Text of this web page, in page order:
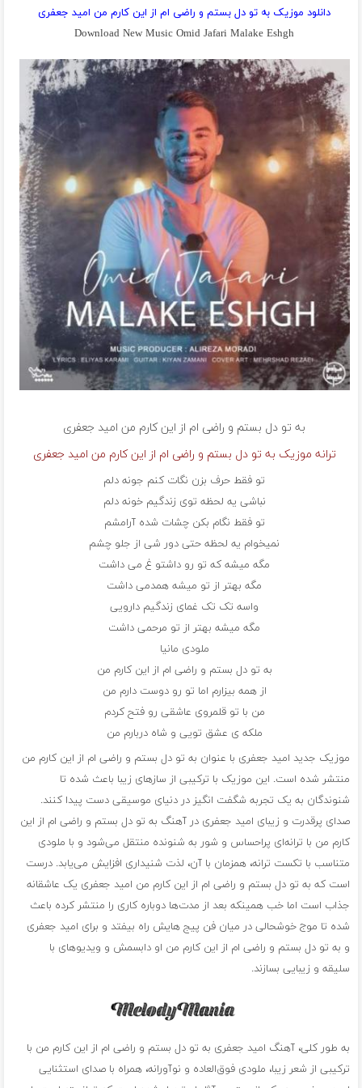
دانلود موزیک به تو دل بستم و راضی ام از این کارم من امید جعفری
Download New Music Omid Jafari Malake Eshgh
به تو دل بستم و راضی ام از این کارم من امید جعفری
ترانه موزیک به تو دل بستم و راضی ام از این کارم من امید جعفری
تو فقط حرف بزن نگات کنم جونه دلم
نباشی یه لحظه توی زندگیم خونه دلم
تو فقط نگام بکن چشات شده آرامشم
نمیخوام یه لحظه حتی دور شی از جلو چشم
مگه میشه که تو رو داشتو غ می داشت
مگه بهتر از تو میشه همدمی داشت
واسه تک تک غمای زندگیم دارویی
مگه میشه بهتر از تو‌ مرحمی داشت
ملودی مانیا
به تو دل بستم و راضی ام از این کارم من
از همه بیزارم اما تو رو دوست دارم من
من با تو قلمروی عاشقی رو فتح کردم
ملکه ی عشق تویی و شاه دربارم من
موزیک جدید امید جعفری با عنوان به تو دل بستم و راضی ام از این کارم من
منتشر شده است. این موزیک با ترکیبی از سازهای زیبا باعث شده تا
شنوندگان به یک تجربه شگفت انگیز در دنیای موسیقی دست پیدا کنند.
صدای پرقدرت و زیبای امید جعفری در آهنگ به تو دل بستم و راضی ام از این
کارم من با ترانه‌ای پراحساس و شور به شنونده منتقل می‌شود و با ملودی
متناسب با تکست ترانه، همزمان با آن، لذت شنیداری افزایش می‌یابد. درست
است که به تو دل بستم و راضی ام از این کارم من امید جعفری یک عاشقانه
جذاب است اما خب همینکه بعد از مدت‌ها دوباره کاری را منتشر کرده باعث
شده تا موج خوشحالی در میان فن پیج هایش راه بیفتد و برای امید جعفری
و به تو دل بستم و راضی ام از این کارم من او دابسمش و ویدیوهای با
سلیقه و زیبایی بسازند.
به طور کلی، آهنگ امید جعفری به تو دل بستم و راضی ام از این کارم من با
ترکیبی از شعر زیبا، ملودی فوق‌العاده و نوآورانه، همراه با صدای استثنایی